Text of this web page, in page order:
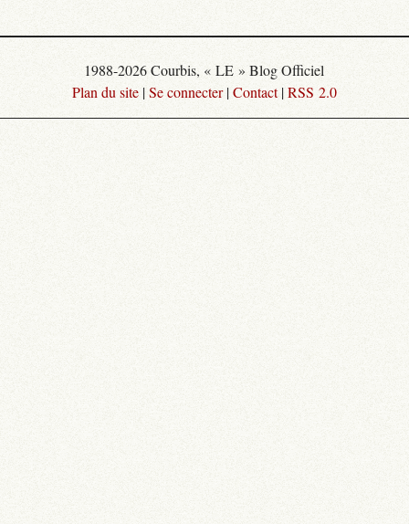
1988-2026 Courbis, « LE » Blog Officiel
Plan du site |Se connecter|Contact|RSS 2.0